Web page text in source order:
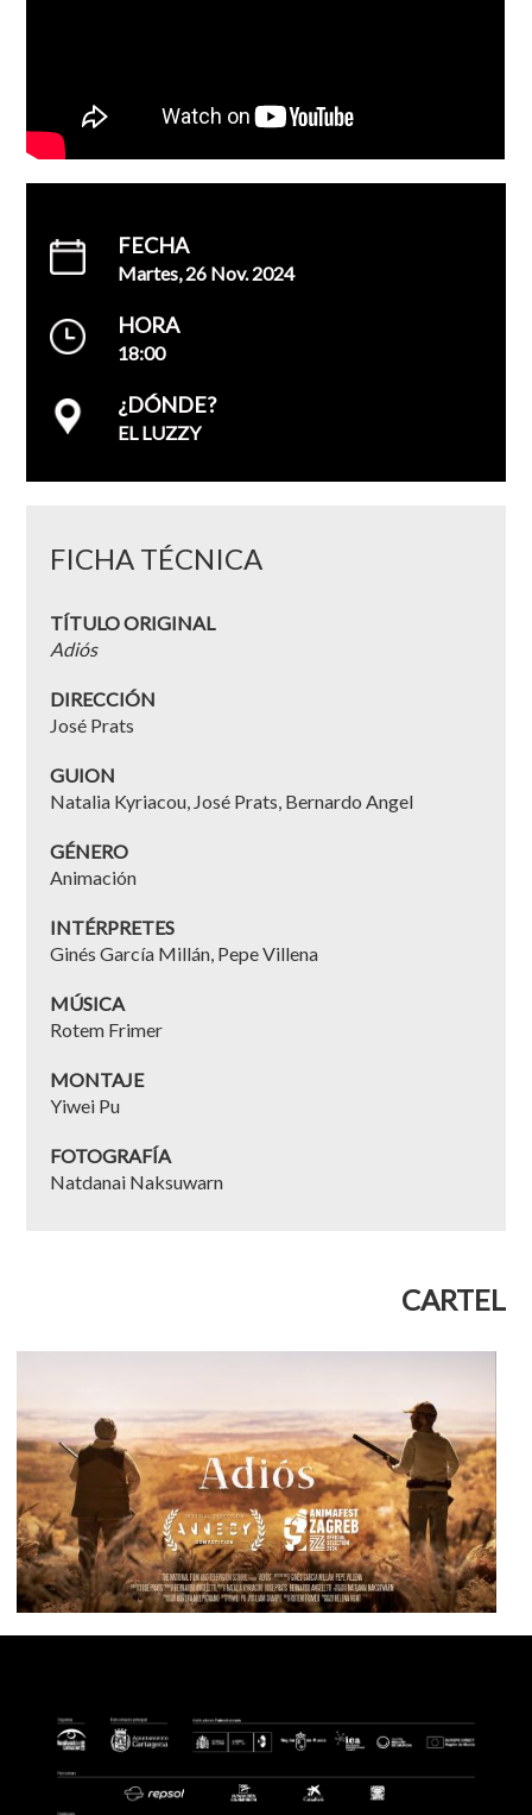
FECHA
Martes, 26 Nov. 2024
HORA
18:00
¿DÓNDE?
EL LUZZY
FICHA TÉCNICA
TÍTULO ORIGINAL
Adiós
DIRECCIÓN
José Prats
GUION
Natalia Kyriacou, José Prats, Bernardo Angel
GÉNERO
Animación
INTÉRPRETES
Ginés García Millán, Pepe Villena
MÚSICA
Rotem Frimer
MONTAJE
Yiwei Pu
FOTOGRAFÍA
Natdanai Naksuwarn
CARTEL